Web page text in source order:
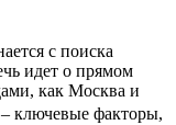
идет о прямом
как Москва и
ключевые факторы,